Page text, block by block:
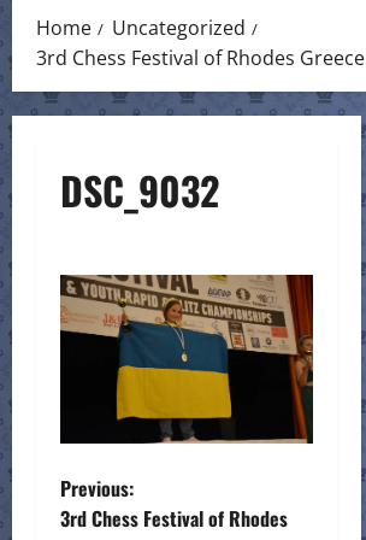
Home
Uncategorized
3rd Chess Festival of Rhodes Greece
DSC_9032
P
Previous:
3rd Chess Festival of Rhodes